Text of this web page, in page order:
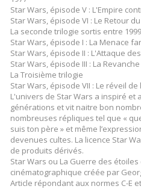
Star Wars, épisode V : L'Empire
Star Wars, épisode VI : Le Retour du
La seconde trilogie sortis entre
Star Wars, épisode I : La Menace
Star Wars, épisode II : L'Attaque
Star Wars, épisode III : La
La Troisième trilogie
Star Wars, épisode VII : Le réveil de
L'univers de Star Wars a inspiré et
générations et vit naitre bon
nombreuses répliques tel que «
suis ton père » et même
devenues cultes. La licence Star
de produits dérivés.
Star Wars ou La Guerre des étoiles
cinématographique créée par
Article répondant aux normes C-E